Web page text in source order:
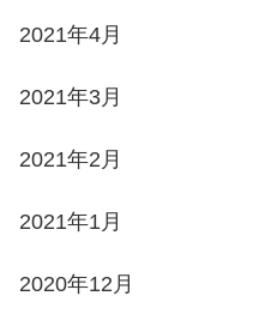
2021年4月
2021年3月
2021年2月
2021年1月
2020年12月